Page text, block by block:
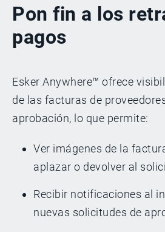
Pon fin a los
pagos
Esker Anywhere™ ofrece
de las facturas de
aprobación, lo que permite:
Ver imágenes de la
aplazar o devolver al
Recibir notificaciones al
nuevas solicitudes de